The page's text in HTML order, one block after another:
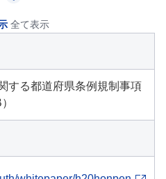
全て表示
る都道府県条例規制事項